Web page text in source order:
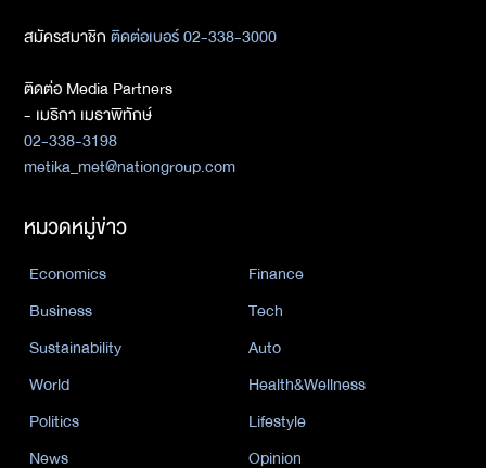
สมัครสมาชิกติดต่อเบอร์ 02-338-3000
ติดต่อ Media Partners
- เมธิกา เมธาพิทักษ์
02-338-3198
metika_met@nationgroup.com
หมวดหมู่ข่าว
Economics
Finance
Business
Tech
Sustainability
Auto
World
Health&Wellness
Politics
Lifestyle
News
Opinion